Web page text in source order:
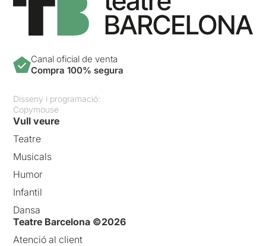
Canal oficial de venta
Compra 100% segura
Disseny i programació:
Copymouse
Vull veure
Teatre
Musicals
Humor
Infantil
Dansa
Teatre Barcelona ©2026
Atenció al client